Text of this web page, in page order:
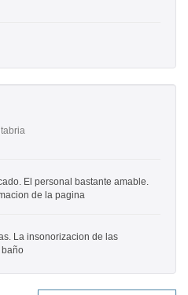
El personal bastante amable.
de la pagina
La insonorizacion de las
baño